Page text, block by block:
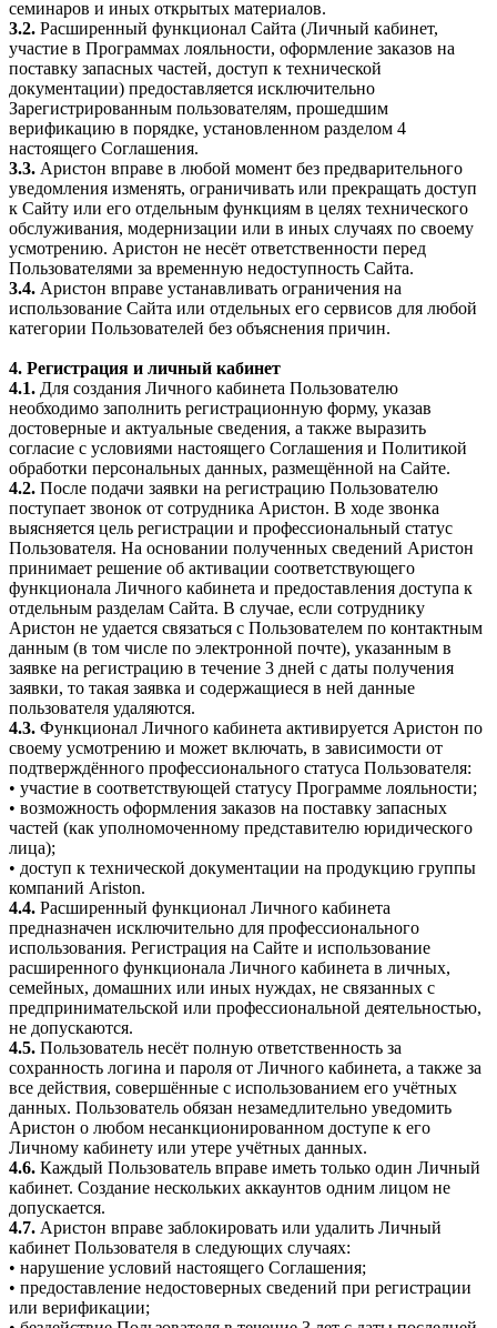
семинаров и иных открытых материалов.
3.2. Расширенный функционал Сайта (Личный кабинет,
участие в Программах лояльности, оформление заказов на
поставку запасных частей, доступ к технической
документации) предоставляется исключительно
Зарегистрированным пользователям, прошедшим
верификацию в порядке, установленном разделом 4
настоящего Соглашения.
3.3. Аристон вправе в любой момент без предварительного
уведомления изменять, ограничивать или прекращать доступ
к Сайту или его отдельным функциям в целях технического
обслуживания, модернизации или в иных случаях по своему
усмотрению. Аристон не несёт ответственности перед
Пользователями за временную недоступность Сайта.
3.4. Аристон вправе устанавливать ограничения на
использование Сайта или отдельных его сервисов для любой
категории Пользователей без объяснения причин.
4. Регистрация и личный кабинет
4.1. Для создания Личного кабинета Пользователю
необходимо заполнить регистрационную форму, указав
достоверные и актуальные сведения, а также выразить
согласие с условиями настоящего Соглашения и Политикой
обработки персональных данных, размещённой на Сайте.
4.2. После подачи заявки на регистрацию Пользователю
поступает звонок от сотрудника Аристон. В ходе звонка
выясняется цель регистрации и профессиональный статус
Пользователя. На основании полученных сведений Аристон
принимает решение об активации соответствующего
функционала Личного кабинета и предоставления доступа к
отдельным разделам Сайта. В случае, если сотруднику
Аристон не удается связаться с Пользователем по контактным
данным (в том числе по электронной почте), указанным в
заявке на регистрацию в течение 3 дней с даты получения
заявки, то такая заявка и содержащиеся в ней данные
пользователя удаляются.
4.3. Функционал Личного кабинета активируется Аристон по
своему усмотрению и может включать, в зависимости от
подтверждённого профессионального статуса Пользователя:
• участие в соответствующей статусу Программе лояльности;
• возможность оформления заказов на поставку запасных
частей (как уполномоченному представителю юридического
лица);
• доступ к технической документации на продукцию группы
компаний Ariston.
4.4. Расширенный функционал Личного кабинета
предназначен исключительно для профессионального
использования. Регистрация на Сайте и использование
расширенного функционала Личного кабинета в личных,
семейных, домашних или иных нуждах, не связанных с
предпринимательской или профессиональной деятельностью,
не допускаются.
4.5. Пользователь несёт полную ответственность за
сохранность логина и пароля от Личного кабинета, а также за
все действия, совершённые с использованием его учётных
данных. Пользователь обязан незамедлительно уведомить
Аристон о любом несанкционированном доступе к его
Личному кабинету или утере учётных данных.
4.6. Каждый Пользователь вправе иметь только один Личный
кабинет. Создание нескольких аккаунтов одним лицом не
допускается.
4.7. Аристон вправе заблокировать или удалить Личный
кабинет Пользователя в следующих случаях:
• нарушение условий настоящего Соглашения;
• предоставление недостоверных сведений при регистрации
или верификации;